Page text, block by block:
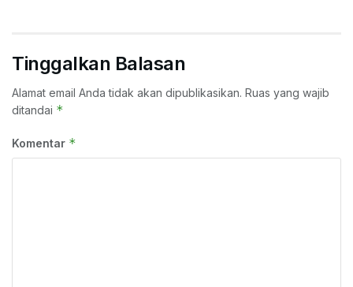
Tinggalkan Balasan
Alamat email Anda tidak akan dipublikasikan. Ruas yang wajib
ditandai *
Komentar *